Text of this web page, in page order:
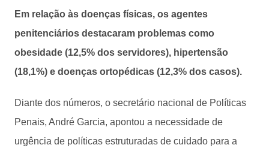
Em relação às doenças físicas, os agentes
penitenciários destacaram problemas como
obesidade (12,5% dos servidores), hipertensão
(18,1%) e doenças ortopédicas (12,3% dos casos).
Diante dos números, o secretário nacional de Políticas
Penais, André Garcia, apontou a necessidade de
urgência de políticas estruturadas de cuidado para a